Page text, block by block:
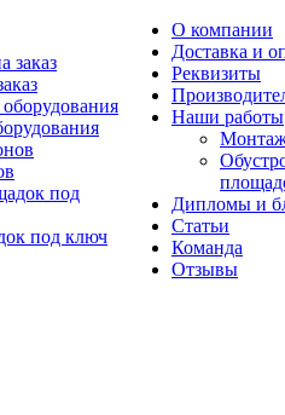
под ключ
О компании
Доставка и
Реквизиты
Наши работы
Дипломы и
Статьи
Команда
Отзывы